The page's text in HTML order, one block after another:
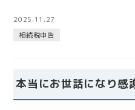
かせください。 自分で相続税
ットで検索するしか方法がな
た。知りあいの税理士とい
2025.11.27
相続税申告
本当にお世話になり感